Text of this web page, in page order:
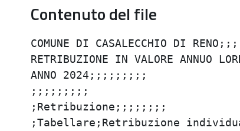
Contenuto del file
COMUNE DI CASALECCHIO DI
RETRIBUZIONE IN VALORE ANNUO
ANNO 2024;;;;;;;;;
;;;;;;;;;
;Retribuzione;;;;;;;;
;Tabellare;Retribuzione